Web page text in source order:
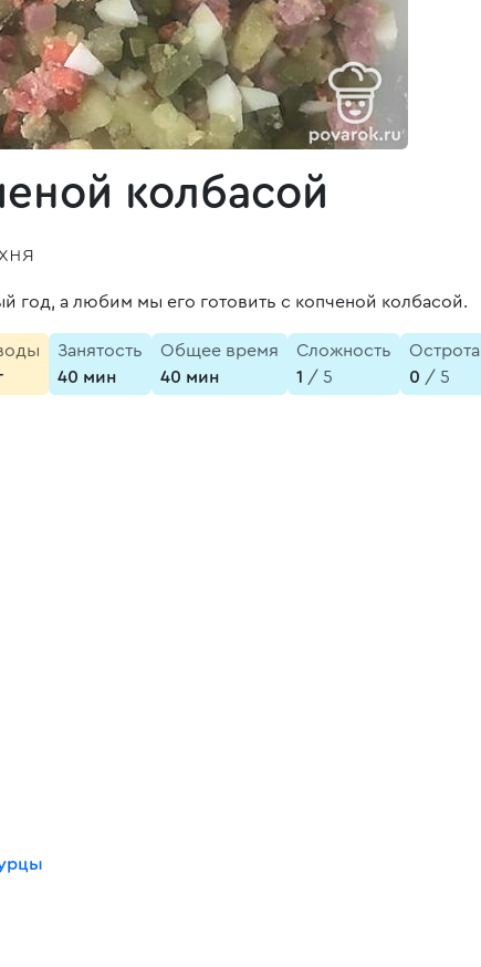
колбасой
год, а любим мы его готовить с копченой колбасой.
Занятость
40 мин
Общее время
40 мин
Сложность
1 / 5
Острота
0 / 5